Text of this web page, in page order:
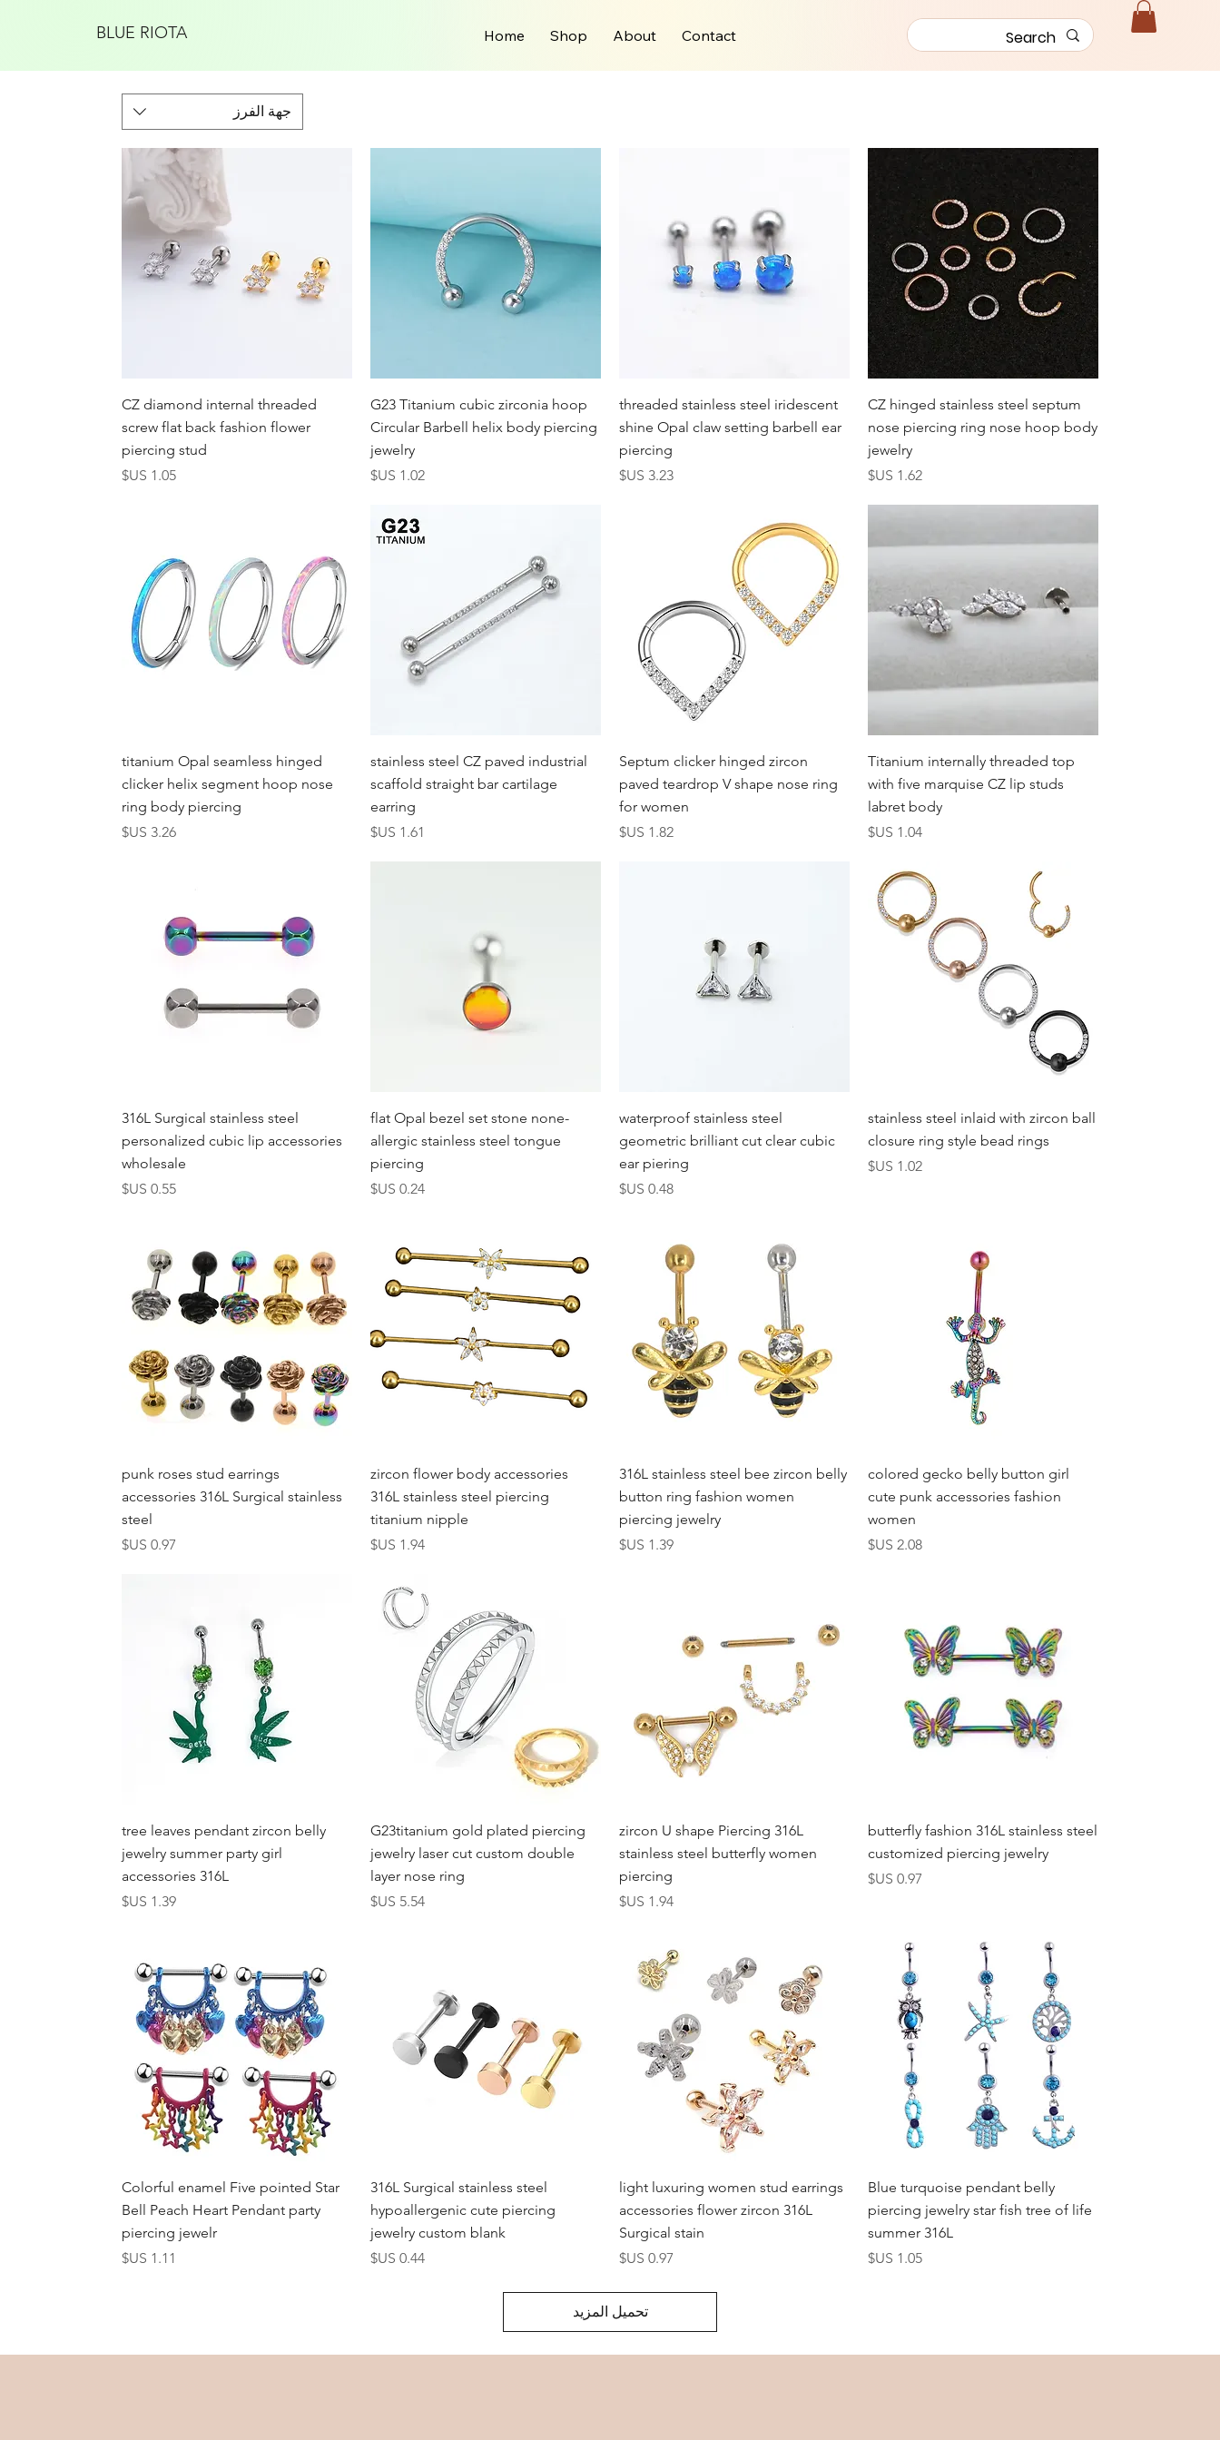
BLUE RIOTA Home Shop About Contact
جهة الفرز
العرض السريع
CZ hinged stainless steel septum
nose piercing ring nose hoop body
jewelry
السعر‏1.62 US$
العرض السريع
threaded stainless steel iridescent
shine Opal claw setting barbell ear
piercing
السعر
العرض السريع
G23 Titanium cubic zirconia hoop
Circular Barbell helix body piercing
jewelry
السعر
العرض السريع
CZ diamond internal threaded
screw flat back fashion flower
piercing stud
السعر
العرض السريع
Titanium internally threaded top
with five marquise CZ lip studs
labret body
السعر‏1.04 US$
العرض السريع
Septum clicker hinged zircon
paved teardrop V shape nose ring
for women
السعر
العرض السريع
stainless steel CZ paved industrial
scaffold straight bar cartilage
earring
السعر
العرض السريع
titanium Opal seamless hinged
clicker helix segment hoop nose
ring body piercing
السعر
العرض السريع
stainless steel inlaid with zircon ball
closure ring style bead rings
السعر‏1.02 US$
العرض السريع
waterproof stainless steel
geometric brilliant cut clear cubic
ear piering
السعر
العرض السريع
flat Opal bezel set stone none-
allergic stainless steel tongue
piercing
السعر
العرض السريع
316L Surgical stainless steel
personalized cubic lip accessories
wholesale
السعر
العرض السريع
colored gecko belly button girl
cute punk accessories fashion
women
السعر‏2.08 US$
العرض السريع
316L stainless steel bee zircon belly
button ring fashion women
piercing jewelry
السعر
العرض السريع
zircon flower body accessories
316L stainless steel piercing
titanium nipple
السعر
العرض السريع
punk roses stud earrings
accessories 316L Surgical stainless
steel
السعر
العرض السريع
butterfly fashion 316L stainless steel
customized piercing jewelry
السعر
العرض السريع
zircon U shape Piercing 316L
stainless steel butterfly women
piercing
السعر
العرض السريع
G23titanium gold plated piercing
jewelry laser cut custom double
layer nose ring
السعر
العرض السريع
tree leaves pendant zircon belly
jewelry summer party girl
accessories 316L
السعر
العرض السريع
Blue turquoise pendant belly
piercing jewelry star fish tree of life
summer 316L
السعر‏1.05 US$
العرض السريع
light luxuring women stud earrings
accessories flower zircon 316L
Surgical stain
السعر
العرض السريع
316L Surgical stainless steel
hypoallergenic cute piercing
jewelry custom blank
السعر
العرض السريع
Colorful enamel Five pointed Star
Bell Peach Heart Pendant party
piercing jewelr
السعر
تحميل المزيد